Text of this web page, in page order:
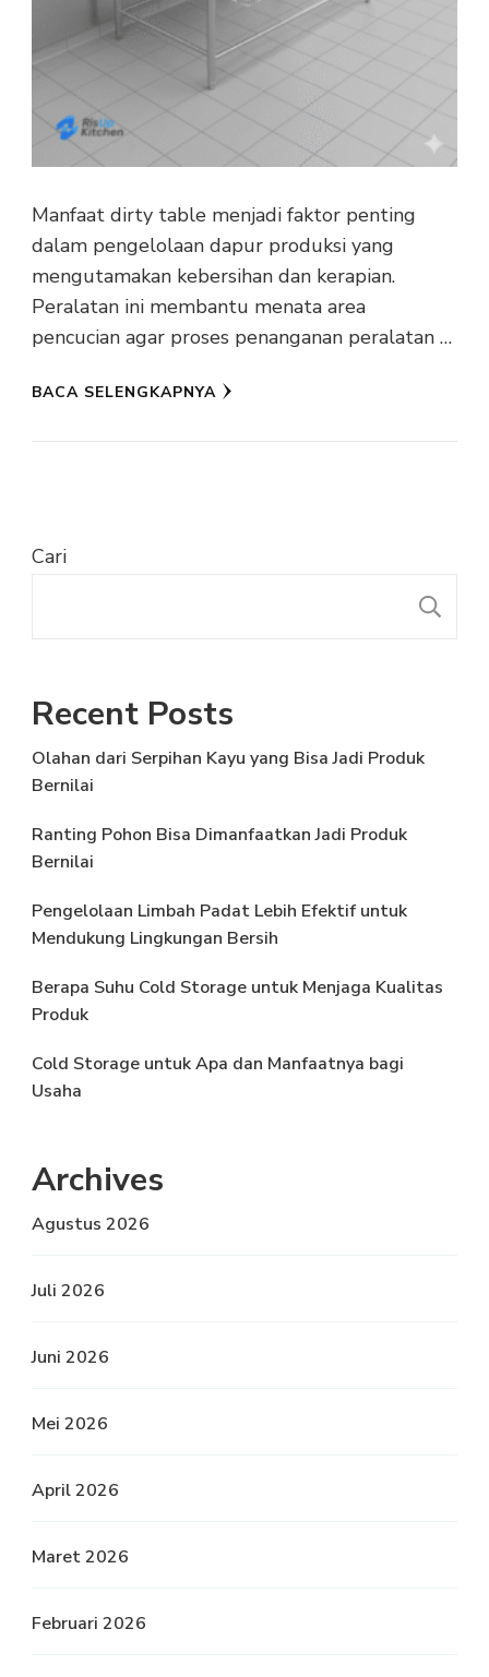
Manfaat dirty table menjadi faktor penting
dalam pengelolaan dapur produksi yang
mengutamakan kebersihan dan kerapian.
Peralatan ini membantu menata area
pencucian agar proses penanganan peralatan …
BACA SELENGKAPNYA
Cari
Recent Posts
Olahan dari Serpihan Kayu yang Bisa Jadi Produk
Bernilai
Ranting Pohon Bisa Dimanfaatkan Jadi Produk
Bernilai
Pengelolaan Limbah Padat Lebih Efektif untuk
Mendukung Lingkungan Bersih
Berapa Suhu Cold Storage untuk Menjaga Kualitas
Produk
Cold Storage untuk Apa dan Manfaatnya bagi
Usaha
Archives
Agustus 2026
Juli 2026
Juni 2026
Mei 2026
April 2026
Maret 2026
Februari 2026